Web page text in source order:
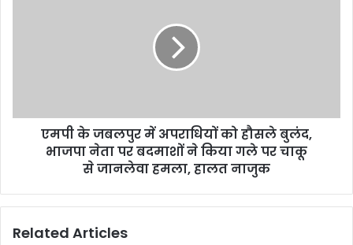
एमपी के जबलपुर में अपराधियों को हौसले बुलंद,
भाजपा नेता पर बदमाशों ने किया गले पर चाकू
से जानलेवा हमला, हालत नाजुक
Related Articles